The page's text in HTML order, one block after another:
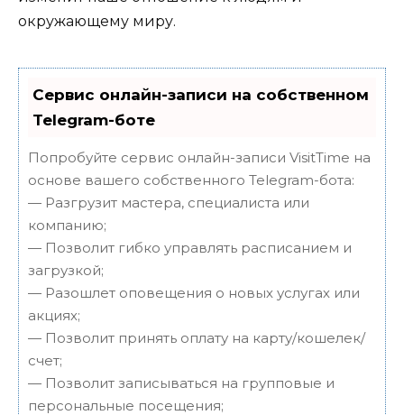
окружающему миру.
Сервис онлайн-записи на собственном
Telegram-боте
Попробуйте сервис онлайн-записи VisitTime на
основе вашего собственного Telegram-бота:
— Разгрузит мастера, специалиста или
компанию;
— Позволит гибко управлять расписанием и
загрузкой;
— Разошлет оповещения о новых услугах или
акциях;
— Позволит принять оплату на карту/кошелек/
счет;
— Позволит записываться на групповые и
персональные посещения;